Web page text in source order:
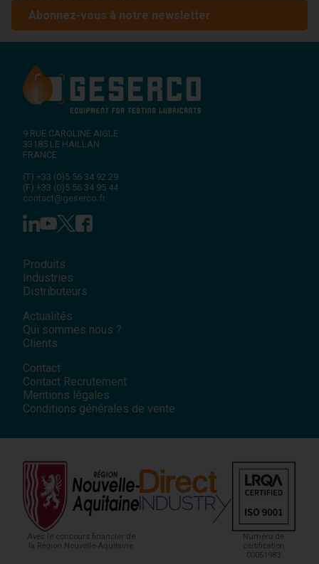
Abonnez-vous à notre newsletter
9 RUE CAROLINE AIGLE
33185 LE HAILLAN
FRANCE
(T) +33 (0)5 56 34 92 29
(F) +33 (0)5 56 34 95 44
contact@geserco.fr
Produits
Industries
Distributeurs
Actualités
Qui sommes nous ?
Clients
Contact
Contact Recrutement
Mentions légales
Conditions générales de vente
Avec le concours financier de
la Région Nouvelle-Aquitaine
Numéro de
certification
00051983